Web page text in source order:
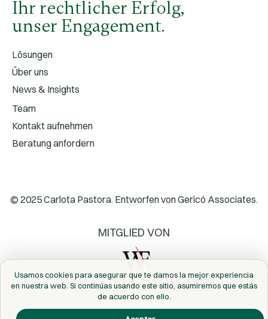
Ihr rechtlicher Erfolg,
unser Engagement.
Lösungen
Über uns
News & Insights
Team
Kontakt aufnehmen
Beratung anfordern
© 2025 Carlota Pastora. Entworfen vonGericó Associates.
MITGLIED VON
Cookie policy Datenschutzerklärung Rechtliche Hinweise
Usamos cookies para asegurar que te damos la mejor experiencia
en nuestra web. Si continúas usando este sitio, asumiremos que estás
de acuerdo con ello.